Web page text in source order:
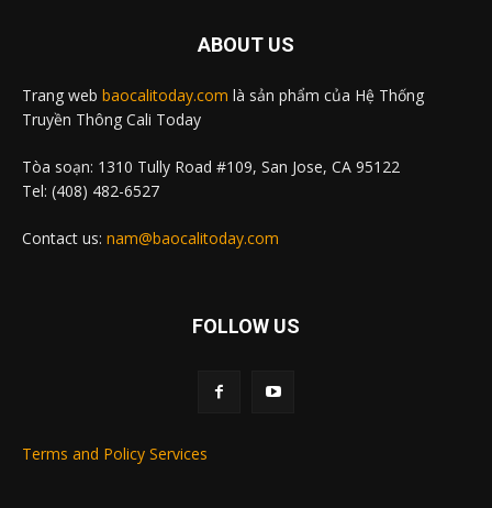
ABOUT US
Trang web baocalitoday.com là sản phẩm của Hệ Thống
Truyền Thông Cali Today
Tòa soạn: 1310 Tully Road #109, San Jose, CA 95122
Tel: (408) 482-6527
Contact us: nam@baocalitoday.com
FOLLOW US
Terms and Policy Services